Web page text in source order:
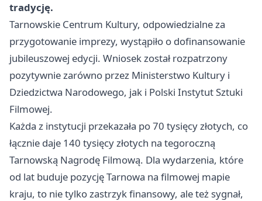
tradycję.
Tarnowskie Centrum Kultury, odpowiedzialne za
przygotowanie imprezy, wystąpiło o dofinansowanie
jubileuszowej edycji. Wniosek został rozpatrzony
pozytywnie zarówno przez Ministerstwo Kultury i
Dziedzictwa Narodowego, jak i Polski Instytut Sztuki
Filmowej.
Każda z instytucji przekazała po 70 tysięcy złotych, co
łącznie daje 140 tysięcy złotych na tegoroczną
Tarnowską Nagrodę Filmową. Dla wydarzenia, które
od lat buduje pozycję Tarnowa na filmowej mapie
kraju, to nie tylko zastrzyk finansowy, ale też sygnał,